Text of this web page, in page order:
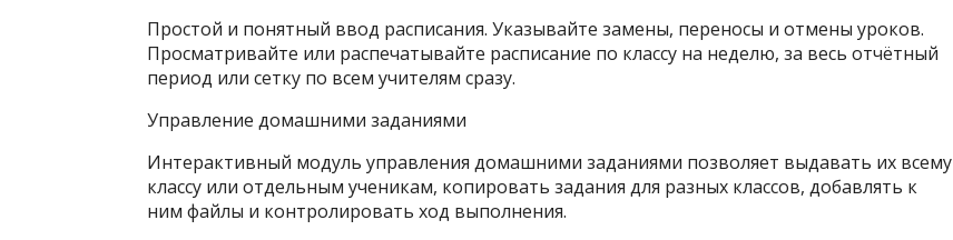
Простой и понятный ввод расписания. Указывайте замены, переносы и отмены уроков.
Просматривайте или распечатывайте расписание по классу на неделю, за весь отчётный
период или сетку по всем учителям сразу.
Управление домашними заданиями
Интерактивный модуль управления домашними заданиями позволяет выдавать их всему
классу или отдельным ученикам, копировать задания для разных классов, добавлять к
ним файлы и контролировать ход выполнения.